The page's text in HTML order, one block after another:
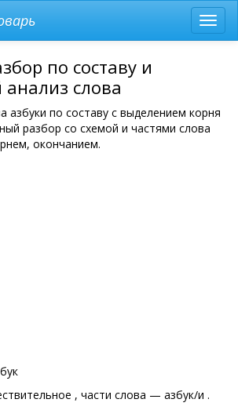
меню
по составу и
слова
азбуки по составу с выделением корня
разбор со схемой и частями слова
окончанием.
, части слова — азбук/и .